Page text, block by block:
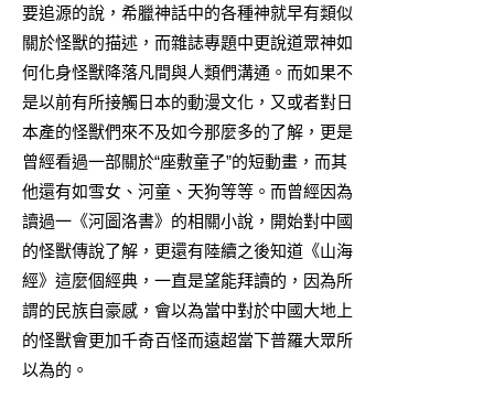
要追源的說，希臘神話中的各種神就早有類似
關於怪獸的描述，而雜誌專題中更說道眾神如
何化身怪獸降落凡間與人類們溝通。而如果不
是以前有所接觸日本的動漫文化，又或者對日
本產的怪獸們來不及如今那麼多的了解，更是
曾經看過一部關於“座敷童子”的短動畫，而其
他還有如雪女、河童、天狗等等。而曾經因為
讀過一《河圖洛書》的相關小說，開始對中國
的怪獸傳說了解，更還有陸續之後知道《山海
經》這麼個經典，一直是望能拜讀的，因為所
謂的民族自豪感，會以為當中對於中國大地上
的怪獸會更加千奇百怪而遠超當下普羅大眾所
以為的。